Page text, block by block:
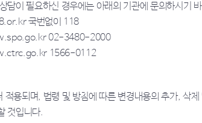
담이 필요하신 경우에는 아래의 기관에 문의하시기
국번없이 118
02-3480-2000
1566-0112
적용되며, 법령 및 방침에 따른 변경내용의 추가, 삭
것입니다.